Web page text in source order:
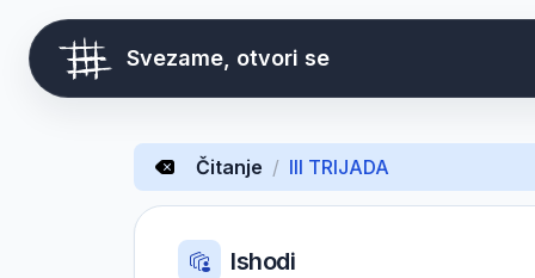
Svezame, otvori se
Čitanje / III TRIJADA
Ishodi